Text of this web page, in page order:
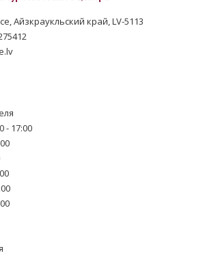
Айзкраукльский край, LV-5113
- 17:00